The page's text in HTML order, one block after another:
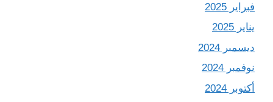
فبراير 2025
يناير 2025
ديسمبر 2024
نوفمبر 2024
أكتوبر 2024